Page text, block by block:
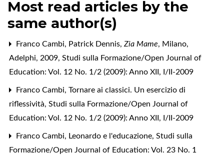
Most read articles by the
same author(s)
Franco Cambi, Patrick Dennis, Zia Mame, Milano,
Adelphi, 2009, Studi sulla Formazione/Open Journal of
Education: Vol. 12 No. 1/2 (2009): Anno XII, I/II-2009
Franco Cambi, Tornare ai classici. Un esercizio di
riflessività, Studi sulla Formazione/Open Journal of
Education: Vol. 12 No. 1/2 (2009): Anno XII, I/II-2009
Franco Cambi, Leonardo e l'educazione, Studi sulla
Formazione/Open Journal of Education: Vol. 23 No. 1